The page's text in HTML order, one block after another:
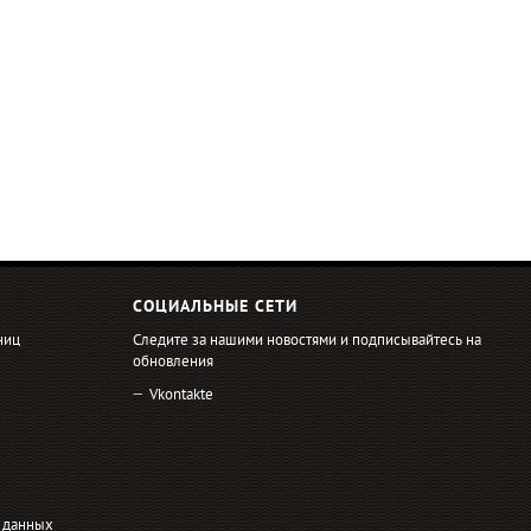
данных
СОЦИАЛЬНЫЕ СЕТИ
Следите за нашими новостями и подписывайтесь на
обновления
Vkontakte